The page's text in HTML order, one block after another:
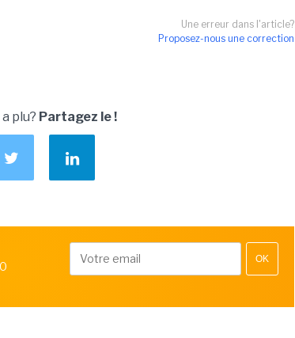
Une erreur dans l'article?
Proposez-nous une correction
plu? Partagez le !
OK